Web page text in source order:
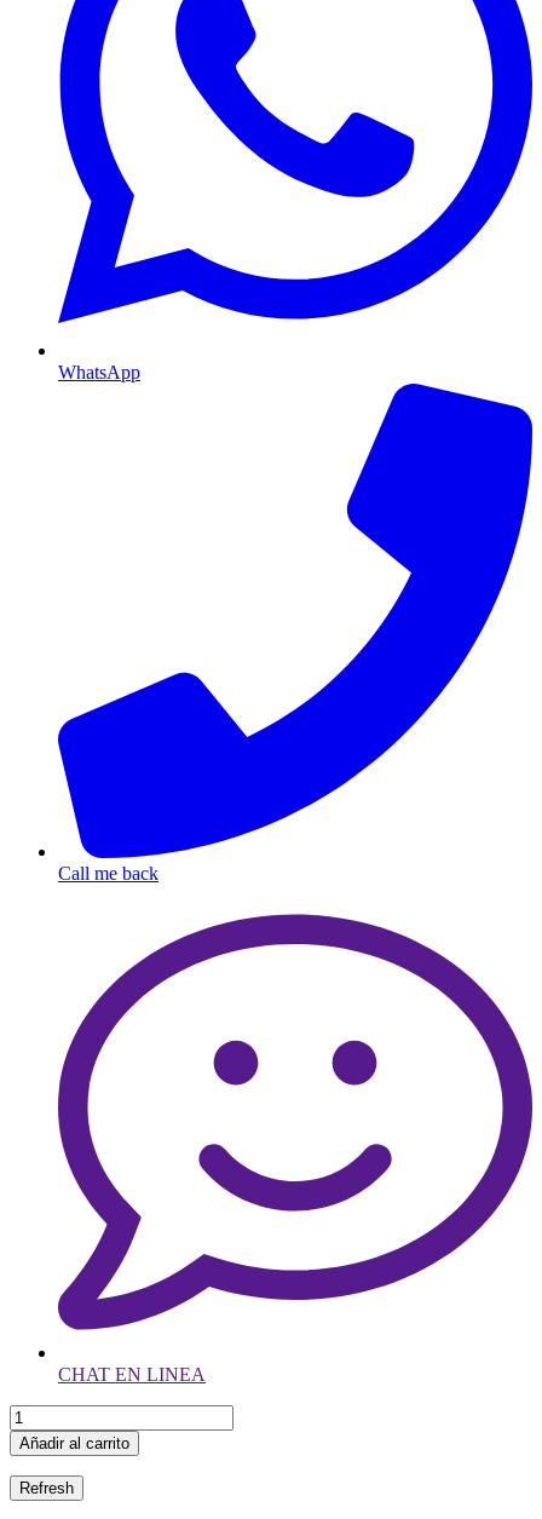
WhatsApp
Call me back
CHAT EN LINEA
Añadir al carrito